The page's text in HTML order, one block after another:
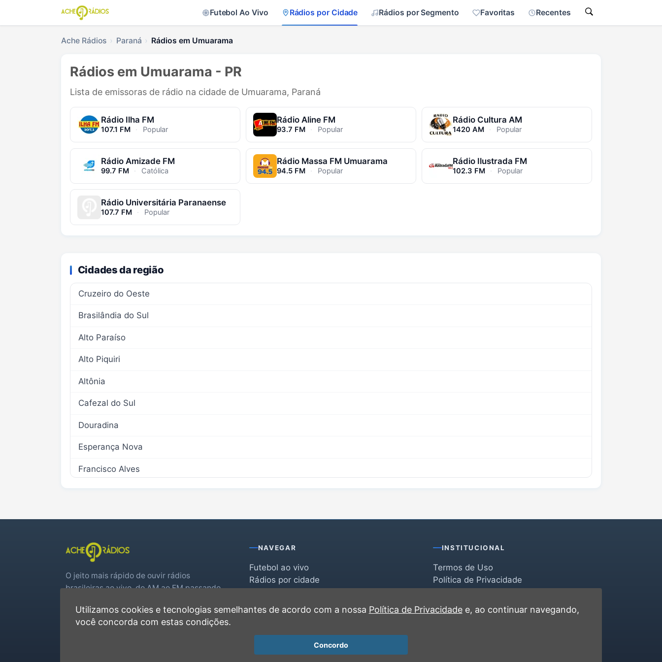
Futebol Ao Vivo Rádios por Cidade Rádios por Segmento Favoritas Recentes
Ache Rádios Paraná Rádios em Umuarama
Rádios em Umuarama - PR
Lista de emissoras de rádio na cidade de Umuarama, Paraná
Rádio Ilha FM
107.1 FM · Popular
Rádio Aline FM
93.7 FM · Popular
Rádio Cultura AM
1420 AM · Popular
Rádio Amizade FM
99.7 FM · Católica
Rádio Massa FM Umuarama
94.5 FM · Popular
Rádio Ilustrada FM
102.3 FM · Popular
Rádio Universitária Paranaense
107.7 FM · Popular
Cidades da região
Cruzeiro do Oeste
Brasilândia do Sul
Alto Paraíso
Alto Piquiri
Altônia
Cafezal do Sul
Douradina
Esperança Nova
Francisco Alves
Maria Helena
Mariluz
Pacaraima
O jeito mais rápido de ouvir rádios
brasileiras ao vivo, do AM ao FM passando
real.
NAVEGAR
Futebol ao vivo
Rádios por cidade
Favoritas
Recentes
INSTITUCIONAL
Termos de Uso
Política de Privacidade
Contato
Utilizamos cookies e tecnologias semelhantes de acordo com a nossa Política de Privacidadee, ao continuar navegando,
você concorda com estas condições.
Concordo